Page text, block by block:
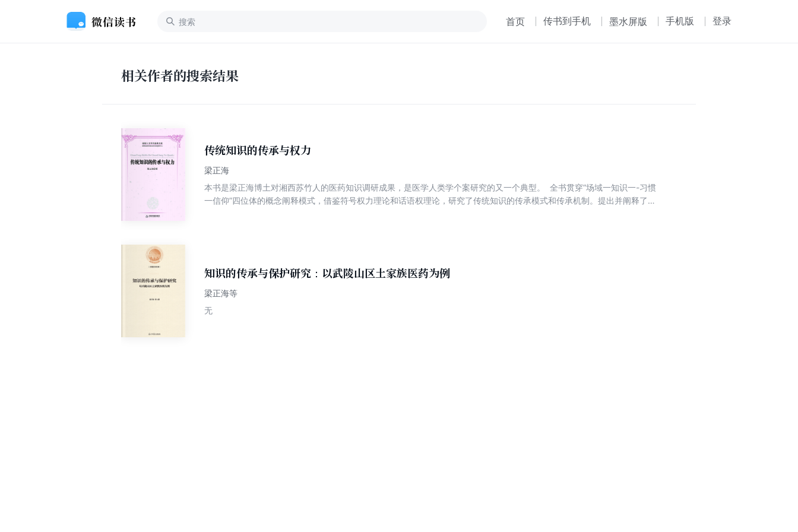
首页 传书到手机 墨水屏版 手机版 登录
相关作者的搜索结果
传统知识的传承与权力
梁正海
本书是梁正海博土对湘西苏竹人的医药知识调研成果，是医学人类学个案研究的又一个典型。 全书贯穿“场域一知识一-习惯
一信仰”四位体的概念阐释模式，借鉴符号权力理论和话语权理论，研究了传统知识的传承模式和传承机制。提出并阐释了
知识的传承与保护研究：以武陵山区土家族医药为例
梁正海等
无